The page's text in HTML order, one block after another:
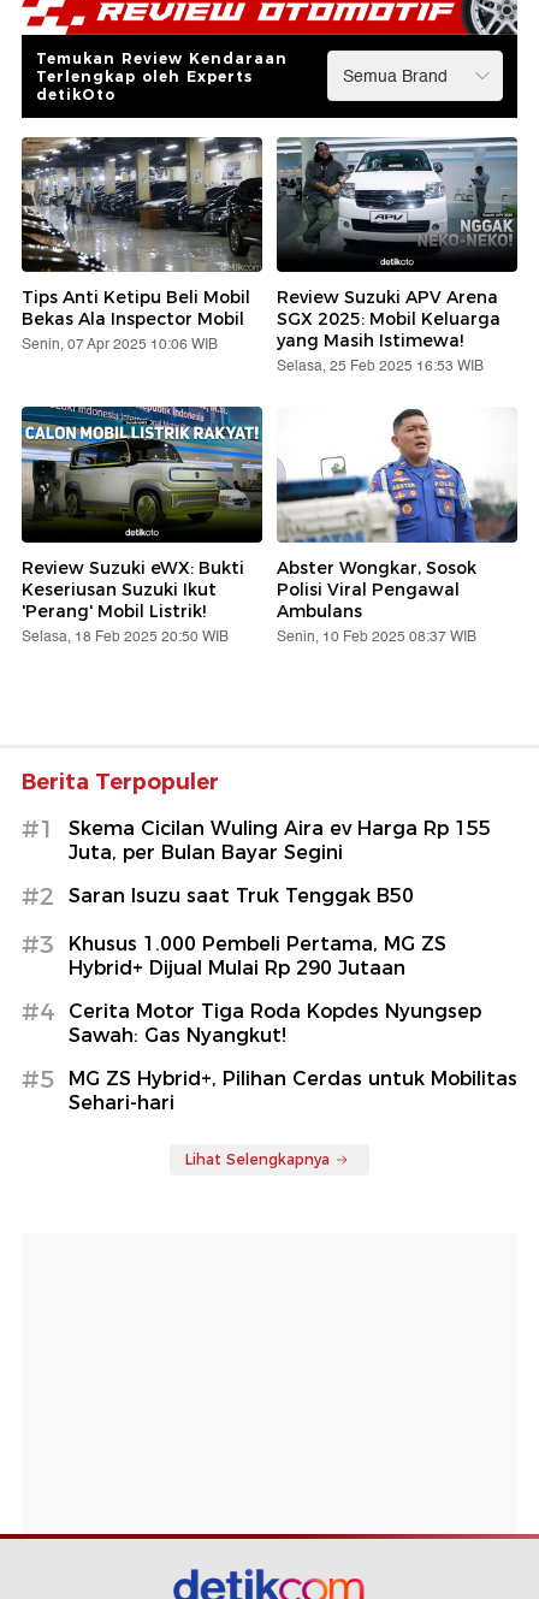
Temukan Review Kendaraan
Terlengkap oleh Experts
detikOto
Tips Anti Ketipu Beli Mobil
Bekas Ala Inspector Mobil
Senin, 07 Apr 2025 10:06 WIB
Review Suzuki APV Arena
SGX 2025: Mobil Keluarga
yang Masih Istimewa!
Selasa, 25 Feb 2025 16:53 WIB
Review Suzuki eWX: Bukti
Keseriusan Suzuki Ikut
'Perang' Mobil Listrik!
Selasa, 18 Feb 2025 20:50 WIB
Abster Wongkar, Sosok
Polisi Viral Pengawal
Ambulans
Senin, 10 Feb 2025 08:37 WIB
Berita Terpopuler
#1
Skema Cicilan Wuling Aira ev Harga Rp 155
Juta, per Bulan Bayar Segini
#2 Saran Isuzu saat Truk Tenggak B50
#3
Khusus 1.000 Pembeli Pertama, MG ZS
Hybrid+ Dijual Mulai Rp 290 Jutaan
#4
Cerita Motor Tiga Roda Kopdes Nyungsep
Sawah: Gas Nyangkut!
#5
MG ZS Hybrid+, Pilihan Cerdas untuk Mobilitas
Sehari-hari
Lihat Selengkapnya